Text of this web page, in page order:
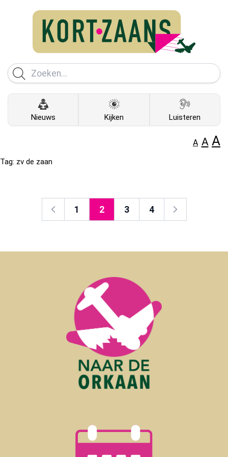
Nieuws Kijken Luisteren
A A A
Tag: zv de zaan
Vorige 1 2 3 4 Volgende